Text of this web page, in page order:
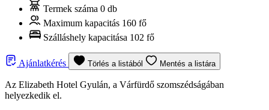
Termek száma 0 db
Maximum kapacitás 160 fő
Szálláshely kapacitása 102 fő
Ajánlatkérés Törlés a listából Mentés a listára
Az Elizabeth Hotel Gyulán, a Várfürdő szomszédságában
helyezkedik el.